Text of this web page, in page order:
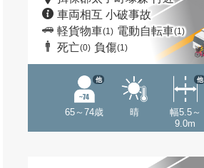
車両相互 小破事故
軽貨物車(1) 電動自転車(1)
死亡(0) 負傷(1)
65～74歳
他
晴
幅5.5～
9.0m
他